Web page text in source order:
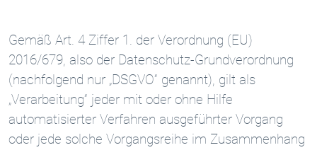
Gemäß Art. 4 Ziffer 1. der Verordnung (EU)
2016/679, also der Datenschutz-Grundverordnung
(nachfolgend nur „DSGVO“ genannt), gilt als
„Verarbeitung“ jeder mit oder ohne Hilfe
automatisierter Verfahren ausgeführter Vorgang
oder jede solche Vorgangsreihe im Zusammenhang